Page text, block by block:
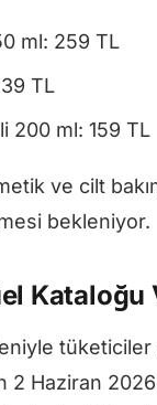
ml: 259 TL
TL
200 ml: 159 TL
ve cilt
bekleniyor.
Kataloğu
tüketiciler
2 Haziran